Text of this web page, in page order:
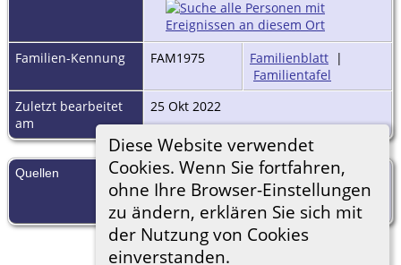
Diese Website verwendet
Cookies. Wenn Sie fortfahren,
ohne Ihre Browser-Einstellungen
zu ändern, erklären Sie sich mit
der Nutzung von Cookies
einverstanden.
Familien-Kennung FAM1975 Familienblatt |
Familientafel
Zuletzt bearbeitet
am
25 Okt 2022
Quellen [S1] Geburtenregister Aplerbeck,
(1900-1910), 11 Apr 1903, 1903 /
244 (Verlässlichkeit: 3).